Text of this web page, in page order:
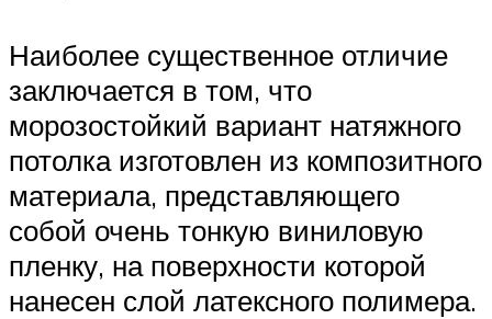
Наиболее существенное отличие
заключается в том, что
морозостойкий вариант натяжного
потолка изготовлен из композитного
материала, представляющего
собой очень тонкую виниловую
пленку, на поверхности которой
нанесен слой латексного полимера.